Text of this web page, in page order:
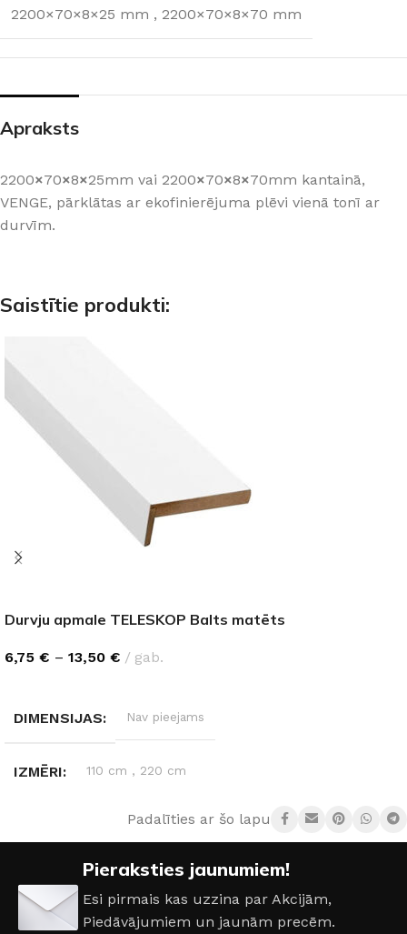
2200×70×8×25 mm , 2200×70×8×70 mm
Apraksts
2200×70×8×25mm vai 2200×70×8×70mm kantainā,
VENGE, pārklātas ar ekofinierējuma plēvi vienā tonī ar
durvīm.
Saistītie produkti:
Durvju apmale TELESKOP Balts matēts
6,75 € – 13,50 € gab.
DIMENSIJAS Nav pieejams
IZMĒRI 110 cm , 220 cm
Padalīties ar šo lapu:
Pieraksties jaunumiem!
Esi pirmais kas uzzina par Akcijām,
Piedāvājumiem un jaunām precēm.